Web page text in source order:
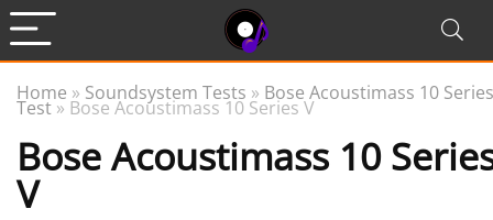
Home » Soundsystem Tests » Bose Acoustimass 10
Test » Bose Acoustimass 10 Series V
Bose Acoustimass 10
V